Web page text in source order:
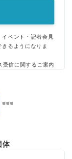
ベント・記者会見
るようになりま
受信に関するご案内
体